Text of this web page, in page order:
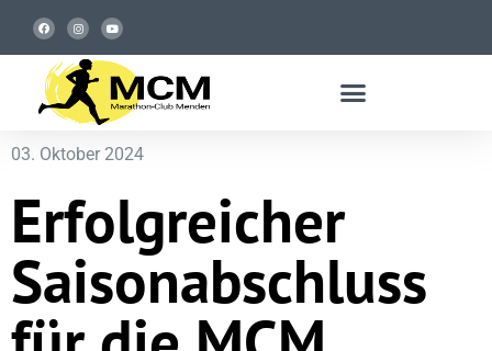
03. Oktober 2024
Erfolgreicher
Saisonabschluss